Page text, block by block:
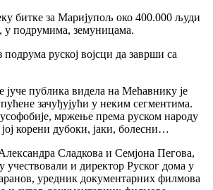
битке за Маријупољ око 400.000 људи
подрумима, земуницама.
руској војсци да заврши са
јуче публика видела на Мећавнику је
зачуђујући у неким сегментима.
мржење према руском народу
корени дубоки, јаки, болесни…
Сладкова и Семјона Пегова,
учествовали и директор Руског дома у
уредник документарних филмова